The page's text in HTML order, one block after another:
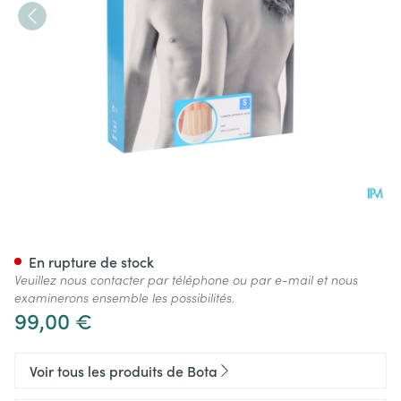
99,00 €
En rupture de stock
Veuillez nous contacter par téléphone ou par e-mail et nous
examinerons ensemble les possibilités.
Voir tous les produits de Bota